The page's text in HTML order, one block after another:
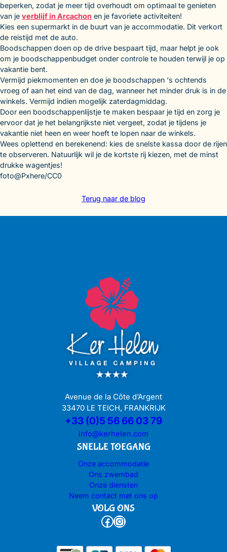
beperken, zodat je meer tijd overhoudt om optimaal te genieten
van je verblijf in Arcachon en je favoriete activiteiten!
Kies een supermarkt in de buurt van je accommodatie. Dit verkort
de reistijd met de auto.
Boodschappen doen op de drive bespaart tijd, maar helpt je ook
om je boodschappenbudget onder controle te houden terwijl je op
vakantie bent.
Vermijd piekmomenten en doe je boodschappen ‘s ochtends
vroeg of aan het eind van de dag, wanneer het minder druk is in de
winkels. Vermijd indien mogelijk zaterdagmiddag.
Door een boodschappenlijstje te maken bespaar je tijd en zorg je
ervoor dat je het belangrijkste niet vergeet, zodat je tijdens je
vakantie niet heen en weer hoeft te lopen naar de winkels.
Wees oplettend en berekenend: kies de snelste kassa door de rijen
te observeren. Natuurlijk wil je de kortste rij kiezen, met de minst
drukke wagentjes!
foto@Pxhere/CC0
Terug naar de blog
Avenue de la Côte d’Argent
33470 LE TEICH, FRANKRIJK
+33 (0)5 56 66 03 79
info@kerhelen.com
SNELLE TOEGANG
Onze accommodatie
Ons zwembad
Onze diensten
Neem contact met ons op
VOLG ONS
Facebook Instagram